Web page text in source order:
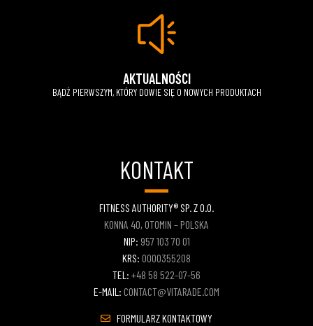
AKTUALNOŚCI
BĄDŹ PIERWSZYM, KTÓRY DOWIE SIĘ O NOWYCH PRODUKTACH
KONTAKT
FITNESS AUTHORITY® SP. Z O.O.
KONNA 40, OTOMIN – POLSKA
NIP: 957 103 70 01
KRS: 0000355208
TEL: +48 58 522-07-56
E-MAIL: CONTACT@VITARADE.COM
FORMULARZ KONTAKTOWY